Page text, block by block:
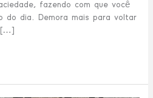
fazendo com que você
do dia. Demora mais para voltar